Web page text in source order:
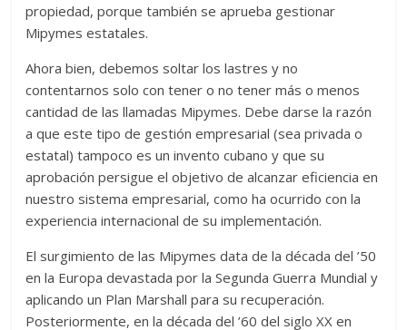
propiedad, porque también se aprueba gestionar
Mipymes estatales.
Ahora bien, debemos soltar los lastres y no
contentarnos solo con tener o no tener más o menos
cantidad de las llamadas Mipymes. Debe darse la razón
a que este tipo de gestión empresarial (sea privada o
estatal) tampoco es un invento cubano y que su
aprobación persigue el objetivo de alcanzar eficiencia en
nuestro sistema empresarial, como ha ocurrido con la
experiencia internacional de su implementación.
El surgimiento de las Mipymes data de la década del ’50
en la Europa devastada por la Segunda Guerra Mundial y
aplicando un Plan Marshall para su recuperación.
Posteriormente, en la década del ’60 del siglo XX en